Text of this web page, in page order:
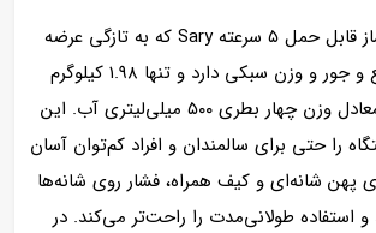
دستگاه اکسیژن‌ساز قابل حمل ۵ سرعته Sary که به تازگی عرضه
شده، طراحی جمع و جور و وزن سبکی دارد و تنها ۱.۹۸ کیلوگرم
وزن دارد؛ تقریباً معادل وزن چهار بطری ۵۰۰ میلی‌لیتری آب. این
را حتی برای سالمندان و افراد کم‌توان آسان
پهن شانه‌ای و کیف همراه، فشار روی شانه‌ها
طولانی‌مدت را راحت‌تر می‌کند. در